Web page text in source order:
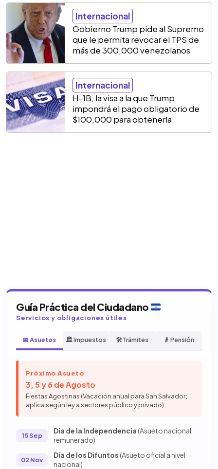
Internacional
Gobierno Trump pide al Supremo
que le permita revocar el TPS de
más de 300,000 venezolanos
Internacional
H-1B, la visa a la que Trump
impondrá el pago obligatorio de
$100,000 para obtenerla
Guía Práctica del Ciudadano
Servicios y obligaciones útiles
📅 Asuetos 🏛️ Impuestos 🛠️ Trámites 👴 Pensión
Próximo Asueto
3, 5 y 6 de Agosto
Fiestas Agostinas (Vacación anual para San Salvador;
aplica según ley a sectores público y privado).
15 Sep
Día de la Independencia(Asueto nacional
remunerado)
02 Nov
Día de los Difuntos(Asueto oficial a nivel
nacional)